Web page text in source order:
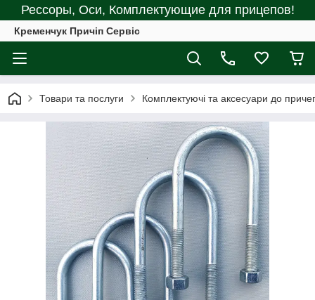
Рессоры, Оси, Комплектующие для прицепов!
Кременчук Причіп Сервіс
Товари та послуги Комплектуючі та аксесуари до